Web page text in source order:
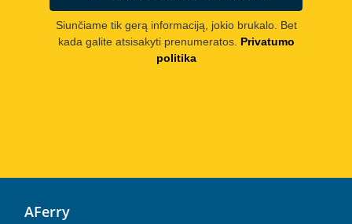
Siunčiame tik gerą informaciją, jokio brukalo. Bet
kada galite atsisakyti prenumeratos. Privatumo
politika
AFerry